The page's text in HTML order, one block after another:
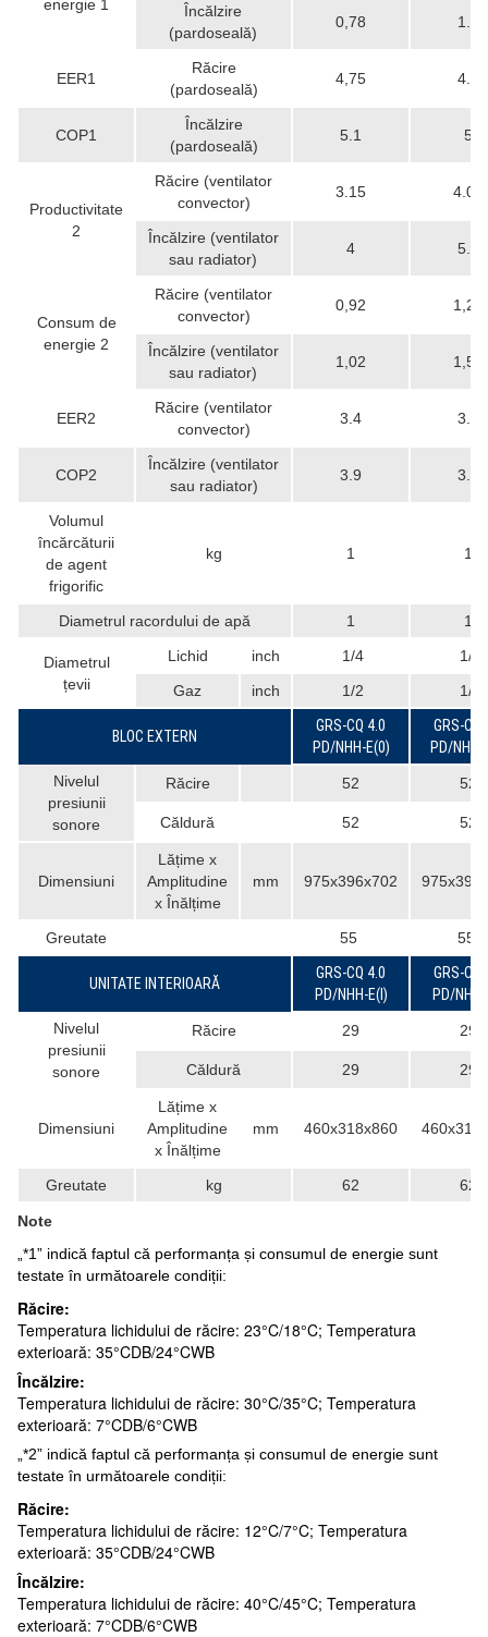
energie 1
Încălzire
(pardoseală)
0,78 1.2
EER1
Răcire
(pardoseală)
4,75 4.4
COP1
Încălzire
(pardoseală)
5.1 5
Productivitate
2
Răcire (ventilator
convector)
3.15 4.09
Încălzire (ventilator
sau radiator)
4 5.9
Consum de
energie 2
Răcire (ventilator
convector)
0,92 1,28
Încălzire (ventilator
sau radiator)
1,02 1,51
EER2
Răcire (ventilator
convector)
3.4 3.2
COP2
Încălzire (ventilator
sau radiator)
3.9 3.9
Volumul
încărcăturii
de agent
frigorific
kg 1 1
Diametrul racordului de apă 1 1
Diametrul
țevii
Lichid inch 1/4
1/4
Gaz
inch 1/2 1/2
BLOC EXTERN
GRS-CQ 4.0
PD/NHH-E(0)
GRS-CQ
PD/NHH-
Nivelul
presiunii
sonore
Răcire 52 52
Căldură 52 52
Dimensiuni
Lățime x
Amplitudine
x Înălțime
mm 975x396x702
Greutate 55 55
UNITATE INTERIOARĂ
GRS-CQ 4.0
PD/NHH-E(I)
GRS-CQ
PD/
Nivelul
presiunii
sonore
Răcire 29 29
Căldură 29 29
Dimensiuni
Lățime x
Amplitudine
x Înălțime
mm 460x318x860
Greutate kg 62 62
Note
„*1” indică faptul că performanța și consumul de energie sunt
testate în următoarele condiții:
Răcire:
Temperatura lichidului de răcire: 23°C/18°C; Temperatura
exterioară: 35°CDB/24°CWB
Încălzire:
Temperatura lichidului de răcire: 30°C/35°C; Temperatura
exterioară: 7°CDB/6°CWB
„*2” indică faptul că performanța și consumul de energie sunt
testate în următoarele condiții:
Răcire:
Temperatura lichidului de răcire: 12°C/7°C; Temperatura
exterioară: 35°CDB/24°CWB
Încălzire:
Temperatura lichidului de răcire: 40°C/45°C; Temperatura
exterioară: 7°CDB/6°CWB